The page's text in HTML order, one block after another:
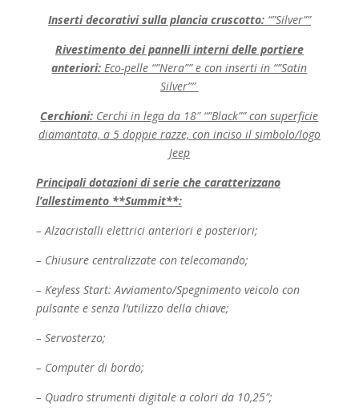
Inserti decorativi sulla plancia cruscotto: “”Silver””
Rivestimento dei pannelli interni delle portiere
anteriori:Eco-pelle “”Nera”” e con inserti in “”Satin
Silver””
Cerchioni: Cerchi in lega da 18″ “”Black”” con superficie
diamantata, a 5 doppie razze, con inciso il simbolo/logo
Jeep
Principali dotazioni di serie che caratterizzano
l’allestimento **Summit**:
– Alzacristalli elettrici anteriori e posteriori;
– Chiusure centralizzate con telecomando;
– Keyless Start: Avviamento/Spegnimento veicolo con
pulsante e senza l’utilizzo della chiave;
– Servosterzo;
– Computer di bordo;
– Quadro strumenti digitale a colori da 10,25″;